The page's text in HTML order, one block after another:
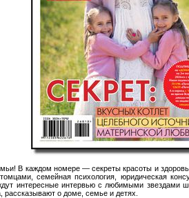
В каждом номере — секреты красоты и
семейная психология, юридическая
интересные интервью с любимыми звездами
рассказывают о доме, семье и детях.